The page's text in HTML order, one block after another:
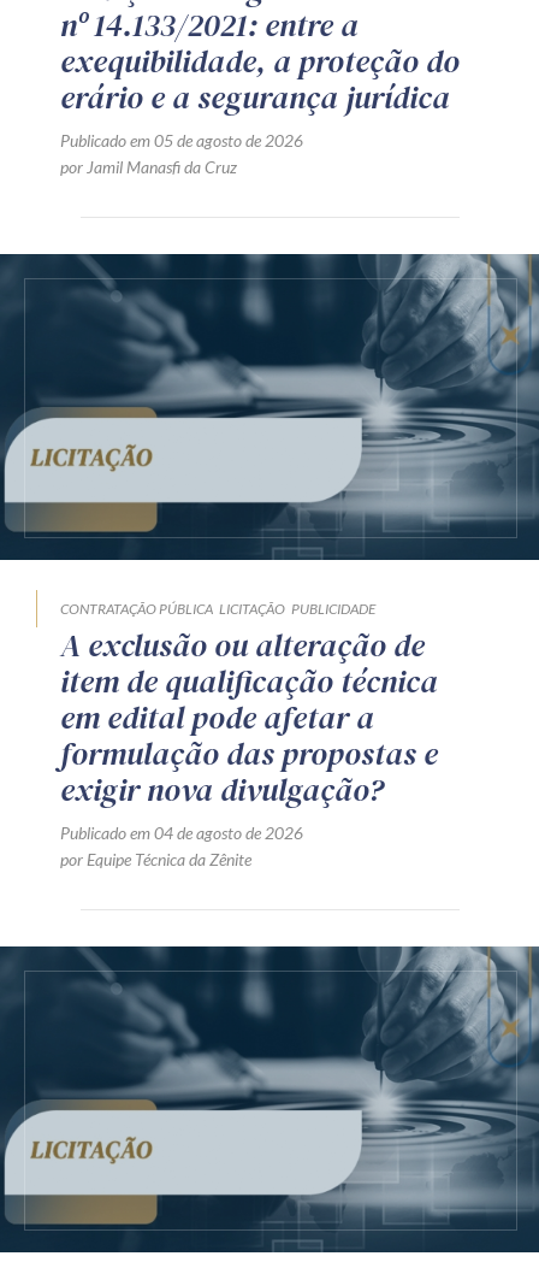
nº 14.133/2021: entre a
exequibilidade, a proteção do
erário e a segurança jurídica
Publicado em 05 de agosto de 2026
por Jamil Manasfi da Cruz
CONTRATAÇÃO PÚBLICA LICITAÇÃO PUBLICIDADE
A exclusão ou alteração de
item de qualificação técnica
em edital pode afetar a
formulação das propostas e
exigir nova divulgação?
Publicado em 04 de agosto de 2026
por Equipe Técnica da Zênite